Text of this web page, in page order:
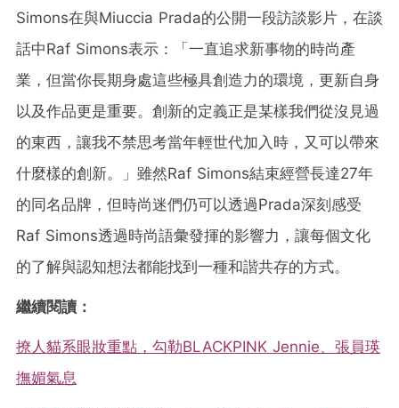
Simons在與Miuccia Prada的公開一段訪談影片，在談
話中Raf Simons表示：「一直追求新事物的時尚產
業，但當你長期身處這些極具創造力的環境，更新自身
以及作品更是重要。創新的定義正是某樣我們從沒見過
的東西，讓我不禁思考當年輕世代加入時，又可以帶來
什麼樣的創新。」雖然Raf Simons結束經營長達27年
的同名品牌，但時尚迷們仍可以透過Prada深刻感受
Raf Simons透過時尚語彙發揮的影響力，讓每個文化
的了解與認知想法都能找到一種和諧共存的方式。
繼續閱讀：
撩人貓系眼妝重點，勾勒BLACKPINK Jennie、張員瑛
撫媚氣息